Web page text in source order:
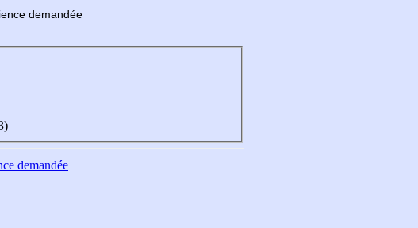
demandée
demandée